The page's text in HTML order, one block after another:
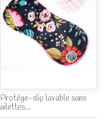
Protège-slip lavable sans
ailettes...